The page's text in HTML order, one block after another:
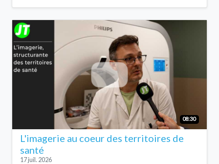
08:30
L'imagerie au coeur des territoires de
santé
17 juil. 2026